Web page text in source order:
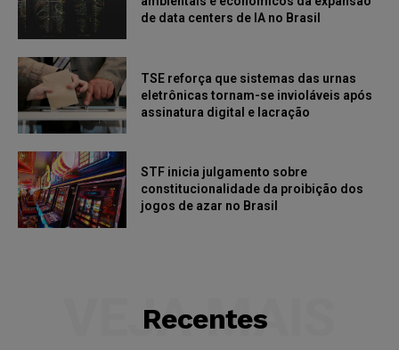
de data centers de IA no Brasil
TSE reforça que sistemas das urnas
eletrônicas tornam-se invioláveis após
assinatura digital e lacração
STF inicia julgamento sobre
constitucionalidade da proibição dos
jogos de azar no Brasil
Recentes
VEJA MAIS